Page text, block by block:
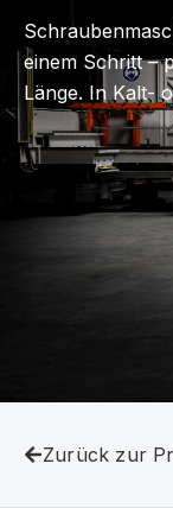
einem Schritt –
Länge. In Kalt-
Zurück zur